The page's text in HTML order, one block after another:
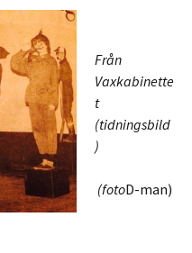
Från
Vaxkabinette
t
(tidningsbild
)
(fotoD-man)